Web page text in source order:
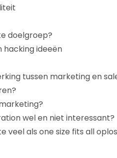
doelgroep?
ideeën
tussen marketing en
wel en niet interessant?
als one size fits all